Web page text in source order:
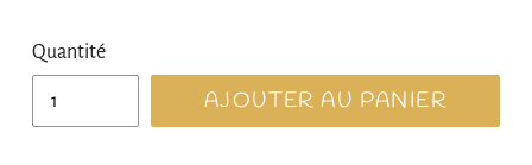
Quantité
AJOUTER AU PANIER